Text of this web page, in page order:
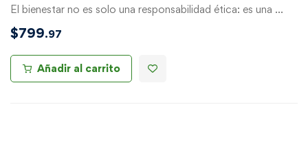
El bienestar no es solo una responsabilidad ética: es una …
$799.97
Añadir al carrito